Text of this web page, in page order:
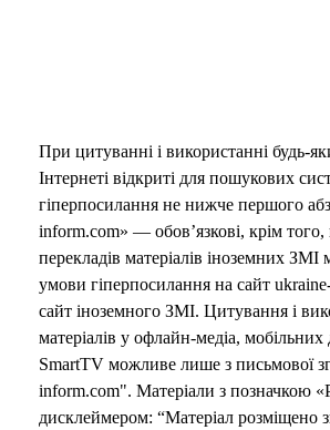
При цитуванні і використанні будь-
Інтернеті відкриті для пошукових
гіперпосилання не нижче першого
inform.com» — обов’язкові, крім
перекладів матеріалів іноземних
умови гіперпосилання на сайт
сайт іноземного ЗМІ. Цитування і
матеріалів у офлайн-медіа, мобільних
SmartTV можливе лише з письмової
inform.com". Матеріали з позначкою
дисклеймером: “Матеріал розміщено